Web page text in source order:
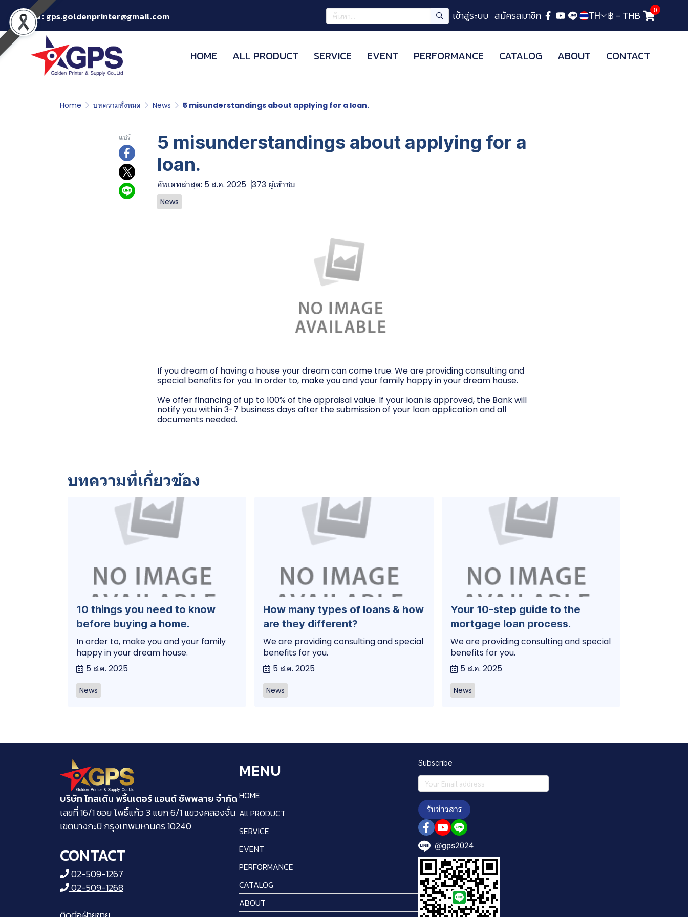
:gps.goldenprinter@gmail.com เข้าสู่ระบบ สมัครสมาชิก TH ฿ - THB 0
HOME ALL PRODUCT SERVICE EVENT PERFORMANCE CATALOG ABOUT CONTACT
Home บทความทั้งหมด News 5 misunderstandings about applying for a loan.
แชร์
5 misunderstandings about applying for a
loan.
อัพเดทล่าสุด: 5 ส.ค. 2025 373 ผู้เข้าชม
News
If you dream of having a house your dream can come true. We are providing consulting and
special benefits for you. In order to, make you and your family happy in your dream house.
We offer financing of up to 100% of the appraisal value. If your loan is approved, the Bank will
notify you within 3-7 business days after the submission of your loan application and all
documents needed.
บทความที่เกี่ยวข้อง
10 things you need to know
before buying a home.
In order to, make you and your family
happy in your dream house.
5 ส.ค. 2025
News
How many types of loans & how
are they different?
We are providing consulting and special
benefits for you.
5 ส.ค. 2025
News
Your 10-step guide to the
mortgage loan process.
We are providing consulting and special
benefits for you.
5 ส.ค. 2025
News
บริษัท โกลเด้น พริ้นเตอร์ แอนด์ ซัพพลาย จำกัด
​เลขที่ 16/1 ซอย โพธิ์แก้ว 3 แยก 6/1 แขวงคลองจั่น
เขตบางกะปิ กรุงเทพมหานคร 10240
CONTACT
02-509-1267
02-509-1268
MENU
HOME
All PRODUCT
SERVICE
EVENT
PERFORMANCE
CATALOG
ABOUT
Subscribe
รับข่าวสาร
@gps2024